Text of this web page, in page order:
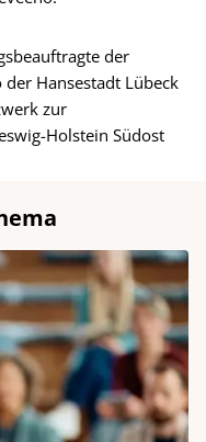
der
Hansestadt Lübeck
zur
Holstein Südost